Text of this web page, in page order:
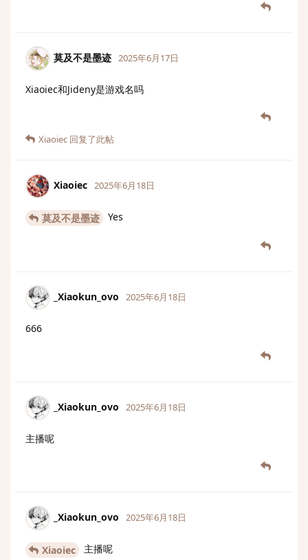
莫及不是墨迹 2025年6月17日
Xiaoiec和Jideny是游戏名吗
Xiaoiec 回复了此帖
Xiaoiec 2025年6月18日
莫及不是墨迹 Yes
_Xiaokun_ovo 2025年6月18日
666
_Xiaokun_ovo 2025年6月18日
主播呢
_Xiaokun_ovo 2025年6月18日
Xiaoiec
主播呢